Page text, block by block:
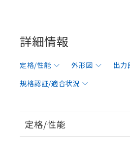
詳細情報
定格/性能 外形図 出力
規格認証/適合状況
定格/性能